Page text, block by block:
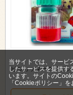
ピルカッタークラッ
当サイトでは、サービ
したサービスを提供す
います。サイトの
「Cookieポリシー」 を